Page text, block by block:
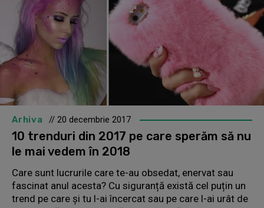
Arhiva // 20 decembrie 2017
10 trenduri din 2017 pe care sperăm să nu
le mai vedem în 2018
Care sunt lucrurile care te-au obsedat, enervat sau
fascinat anul acesta? Cu siguranță există cel puțin un
trend pe care și tu l-ai încercat sau pe care l-ai urât de